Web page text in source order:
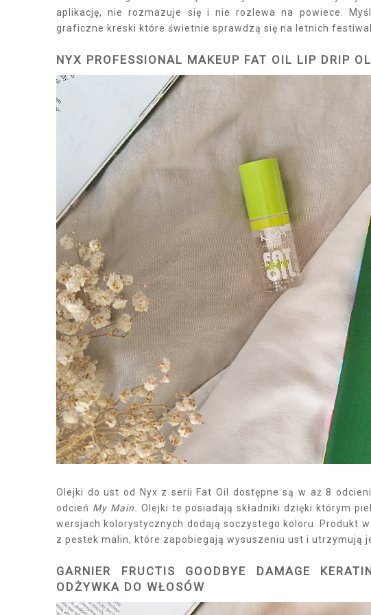
aplikację, nie rozmazuje się i nie rozlewa na powiece.
graficzne kreski które świetnie sprawdzą się na letnich
NYX PROFESSIONAL MAKEUP FAT OIL LIP DRIP
Olejki do ust od Nyx z serii Fat Oil dostępne są w aż 8
odcień My Main. Olejki te posiadają składniki dzięki którym
wersjach kolorystycznych dodają soczystego koloru. Produkt
z pestek malin, które zapobiegają wysuszeniu ust i utrzymują
GARNIER FRUCTIS GOODBYE DAMAGE
ODŻYWKA DO WŁOSÓW